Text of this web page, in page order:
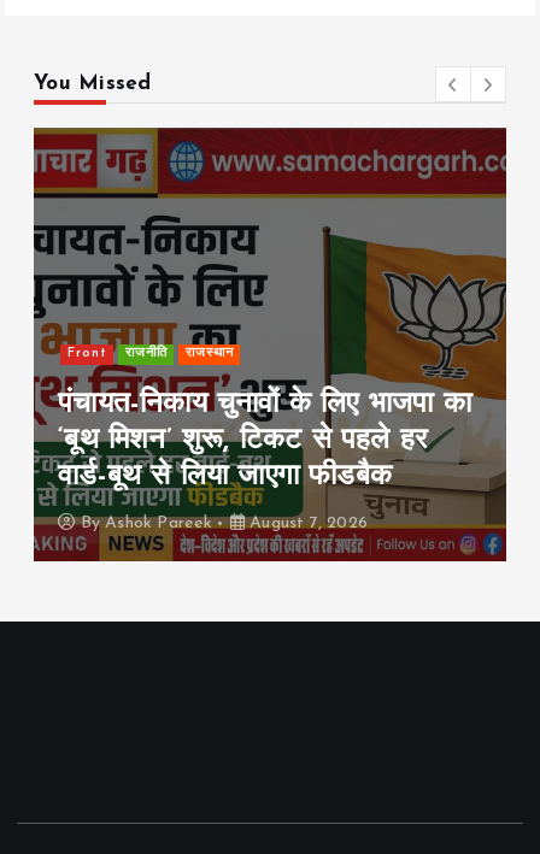
You Missed
Front Rajya इंडिया
पटना में सड़क हादसे के बाद हिंसा, 10
गाड़ियां फूंकीं; ट्रैफिक पुलिस चौकी
जलाई, हाईवे जाम
ByAshok Pareek August 7, 2026